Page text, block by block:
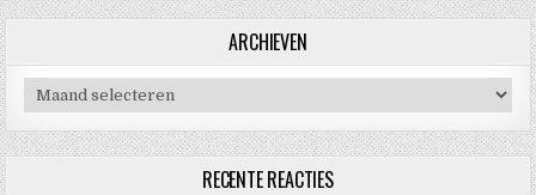
ARCHIEVEN
Archieven
RECENTE REACTIES